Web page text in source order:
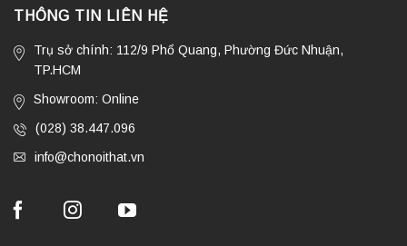
THÔNG TIN LIÊN HỆ
Trụ sở chính: 112/9 Phổ Quang, Phường Đức Nhuận,
TP.HCM
Showroom: Online
(028) 38.447.096
info@chonoithat.vn